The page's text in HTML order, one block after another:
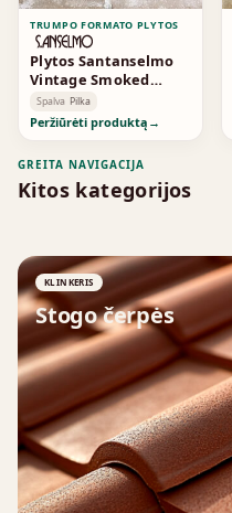
TRUMPO FORMATO PLYTOS
Plytos Santanselmo
Vintage Smoked
Standard
Spalva Pilka
Peržiūrėti produktą →
GREITA NAVIGACIJA
Kitos kategorijos
KLINKERIS
Stogo čerpės
↗